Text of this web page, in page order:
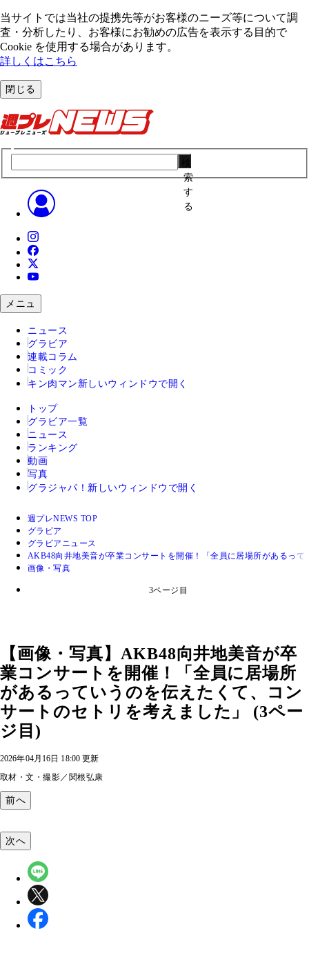
当サイトでは当社の提携先等がお客様のニーズ等について調
査・分析したり、お客様にお勧めの広告を表⽰する⽬的で
Cookie を使⽤する場合があります。
詳しくはこちら
閉じる
索
す
る
メニュ
ニュース
グラビア
連載コラム
コミック
キン肉マン 新しいウィンドウで開く
トップ
グラビア一覧
ニュース
ランキング
動画
写真
グラジャパ！ 新しいウィンドウで開く
週プレNEWS TOP
グラビア
グラビアニュース
AKB48向井地美音が卒業コンサートを開催！「全員に居場所があるっ
画像・写真
3ページ目
【画像・写真】AKB48向井地美音が卒
業コンサートを開催！「全員に居場所
があるっていうのを伝えたくて、コン
サートのセトリを考えました」 (3ペー
ジ目)
2026年04月16日 18:00 更新
取材・文・撮影／関根弘康
前へ
次へ